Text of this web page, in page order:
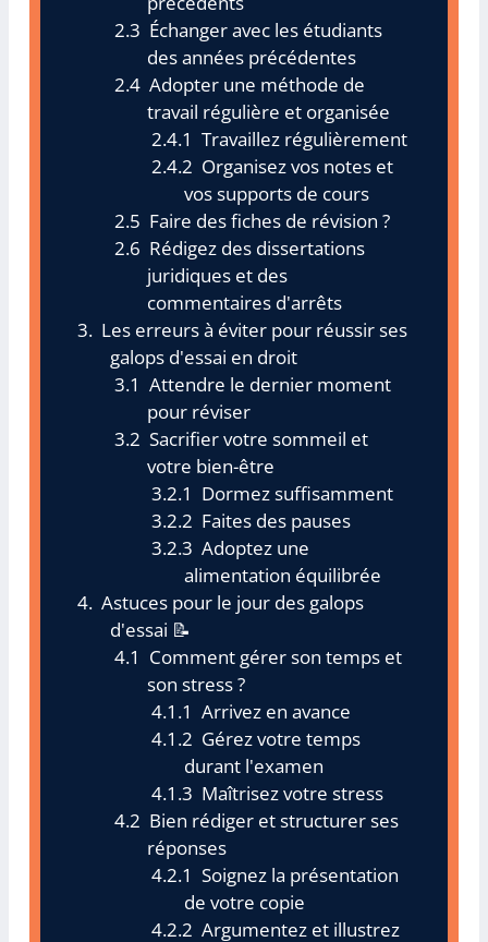
Échanger avec les étudiants
des années précédentes
Adopter une méthode de
travail régulière et organisée
Travaillez régulièrement
Organisez vos notes et
vos supports de cours
Faire des fiches de révision ?
Rédigez des dissertations
juridiques et des
commentaires d'arrêts
Les erreurs à éviter pour réussir ses
galops d'essai en droit
Attendre le dernier moment
pour réviser
Sacrifier votre sommeil et
votre bien-être
Dormez suffisamment
Faites des pauses
Adoptez une
alimentation équilibrée
Astuces pour le jour des galops
d'essai 📝
Comment gérer son temps et
son stress ?
Arrivez en avance
Gérez votre temps
durant l'examen
Maîtrisez votre stress
Bien rédiger et structurer ses
réponses
Soignez la présentation
de votre copie
Argumentez et illustrez